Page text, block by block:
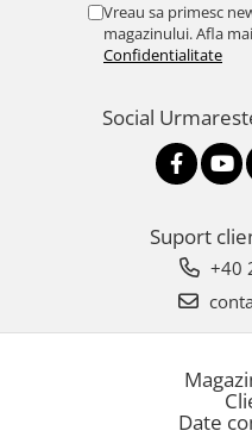
Vreau sa primesc
magazinului. Afla
Confidentialitate
Social
Suport
+40
Date